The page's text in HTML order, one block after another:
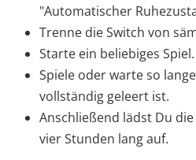
"Automatischer
Trenne die Switch von
Starte ein beliebiges Spiel.
Spiele oder warte so
vollständig geleert ist.
Anschließend lädst Du
vier Stunden lang auf.